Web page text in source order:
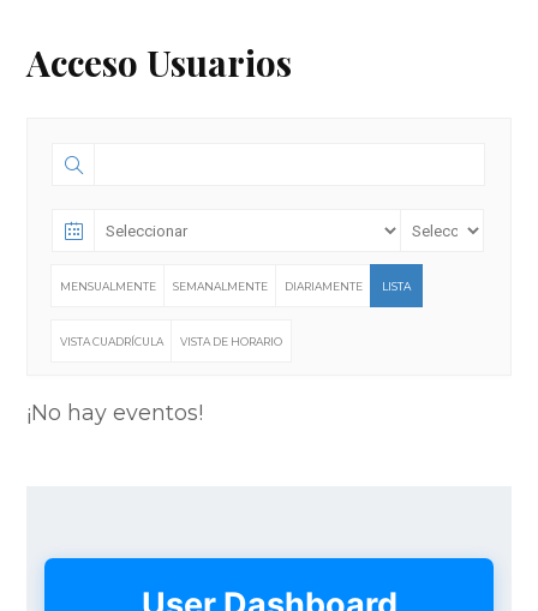
Acceso Usuarios
MENSUALMENTE SEMANALMENTE DIARIAMENTE LISTA
VISTA CUADRÍCULA VISTA DE HORARIO
¡No hay eventos!